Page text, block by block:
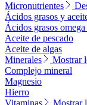
Micronutrientes
Ácidos grasos y
Ácidos grasos omega
Aceite de pescado
Aceite de algas
Minerales
Mostrar
Complejo mineral
Magnesio
Hierro